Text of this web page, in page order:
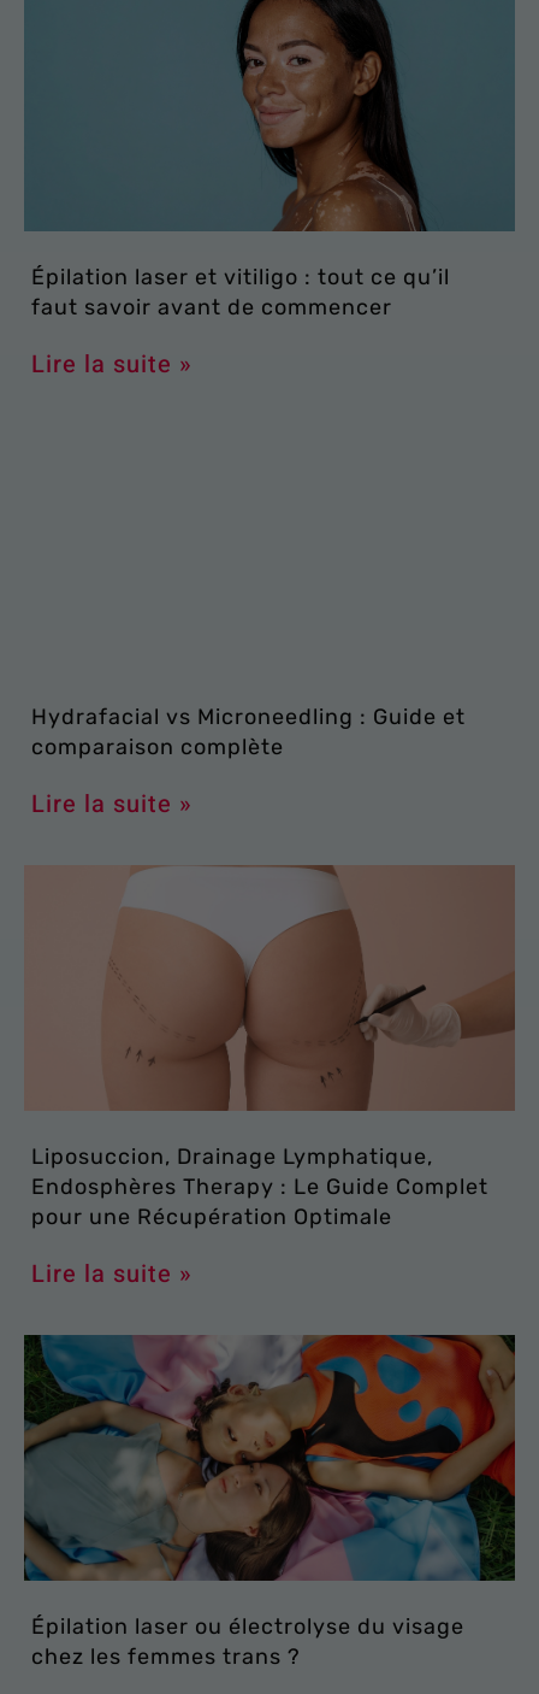
Épilation laser et vitiligo : tout ce qu’il
faut savoir avant de commencer
Lire la suite »
Hydrafacial vs Microneedling : Guide et
comparaison complète
Lire la suite »
Liposuccion, Drainage Lymphatique,
Endosphères Therapy : Le Guide Complet
pour une Récupération Optimale
Lire la suite »
Épilation laser ou électrolyse du visage
chez les femmes trans ?